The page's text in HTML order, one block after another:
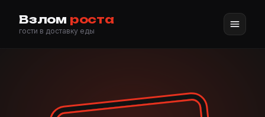
Взлом роста
гости в доставку еды